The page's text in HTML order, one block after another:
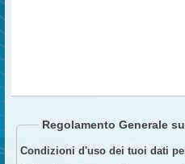
patteggiamento, eventuale
alle notifiche effettuate.
Cordiali Saluti
Regolamento Generale
Condizioni d'uso dei tuoi dati